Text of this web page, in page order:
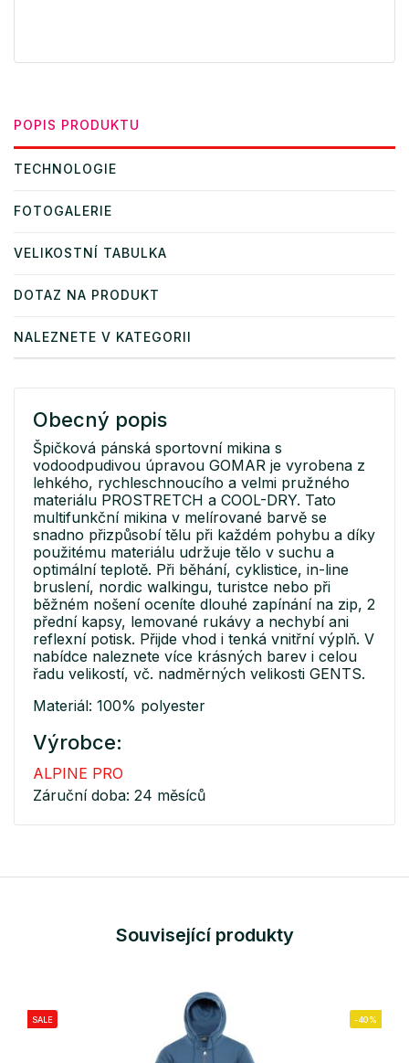
POPIS PRODUKTU
TECHNOLOGIE
FOTOGALERIE
VELIKOSTNÍ TABULKA
DOTAZ NA PRODUKT
NALEZNETE V KATEGORII
Obecný popis
Špičková pánská sportovní mikina s
vodoodpudivou úpravou GOMAR je vyrobena z
lehkého, rychleschnoucího a velmi pružného
materiálu PROSTRETCH a COOL-DRY. Tato
multifunkční mikina v melírované barvě se
snadno přizpůsobí tělu při každém pohybu a díky
použitému materiálu udržuje tělo v suchu a
optimální teplotě. Při běhání, cyklistice, in-line
bruslení, nordic walkingu, turistce nebo při
běžném nošení oceníte dlouhé zapínání na zip, 2
přední kapsy, lemované rukávy a nechybí ani
reflexní potisk. Přijde vhod i tenká vnitřní výplň. V
nabídce naleznete více krásných barev i celou
řadu velikostí, vč. nadměrných velikosti GENTS.
Materiál: 100% polyester
Výrobce:
ALPINE PRO
Záruční doba: 24 měsíců
Související produkty
SALE -40%